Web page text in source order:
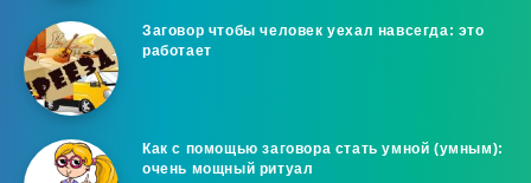
Заговор чтобы человек уехал навсегда: это
работает
Как с помощью заговора стать умной (умным):
очень мощный ритуал